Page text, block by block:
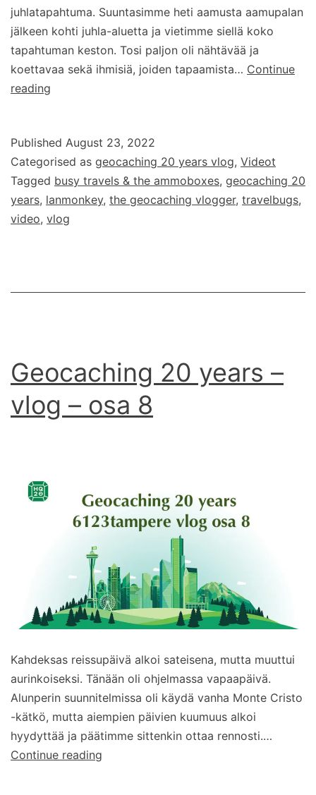
juhlatapahtuma. Suuntasimme heti aamusta aamupalan
jälkeen kohti juhla-aluetta ja vietimme siellä koko
tapahtuman keston. Tosi paljon oli nähtävää ja
koettavaa sekä ihmisiä, joiden tapaamista… Continue
reading
–
vlog
–
osa
9
Published August 23, 2022
Categorised as geocaching 20 years vlog, Videot
Tagged busy travels & the ammoboxes, geocaching 20
years, lanmonkey, the geocaching vlogger, travelbugs,
video, vlog
Geocaching 20 years –
vlog – osa 8
Kahdeksas reissupäivä alkoi sateisena, mutta muuttui
aurinkoiseksi. Tänään oli ohjelmassa vapaapäivä.
Alunperin suunnitelmissa oli käydä vanha Monte Cristo
-kätkö, mutta aiempien päivien kuumuus alkoi
hyydyttää ja päätimme sittenkin ottaa rennosti.…
Continue reading